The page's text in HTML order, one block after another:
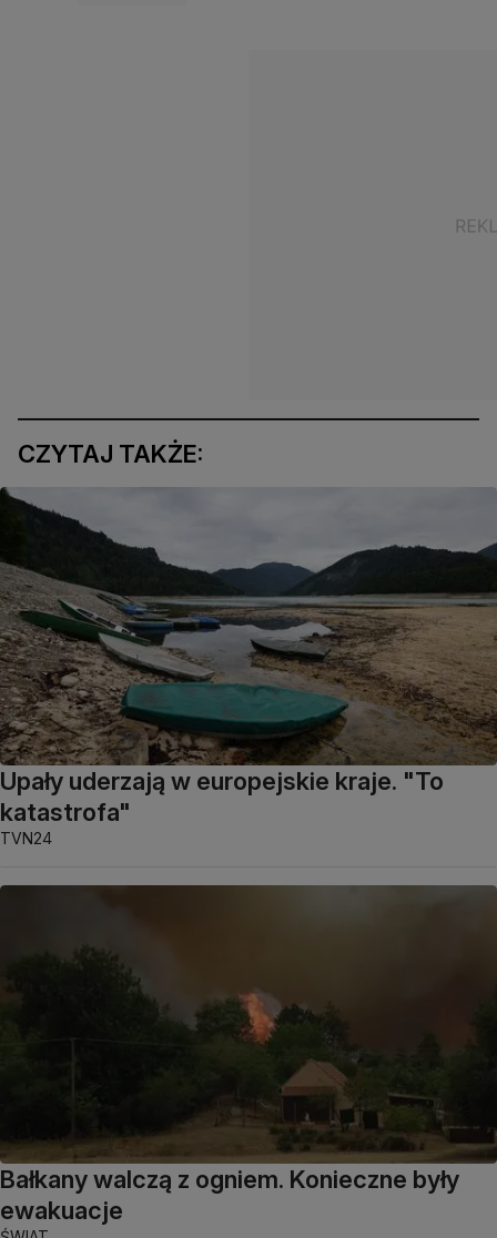
CZYTAJ TAKŻE:
Upały uderzają w europejskie kraje. "To
katastrofa"
TVN24
Bałkany walczą z ogniem. Konieczne były
ewakuacje